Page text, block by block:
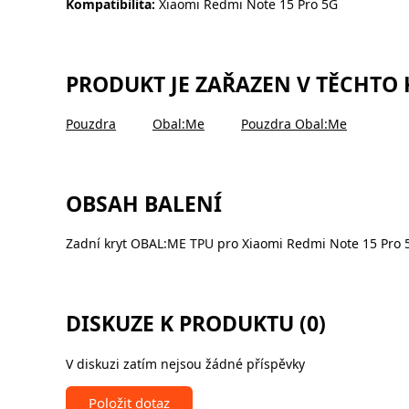
Kompatibilita: Xiaomi Redmi Note 15 Pro 5G
PRODUKT JE ZAŘAZEN V TĚCHTO
Pouzdra Obal:Me Pouzdra Obal:Me
OBSAH BALENÍ
Zadní kryt OBAL:ME TPU pro Xiaomi Redmi Note 15 Pro
DISKUZE K PRODUKTU (0)
V diskuzi zatím nejsou žádné příspěvky
Položit dotaz